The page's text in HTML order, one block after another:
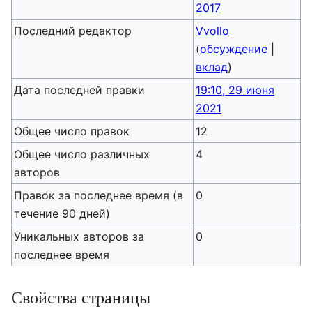
2017
Последний редактор
Vvollo
(обсуждение
вклад)
Дата последней правки
19:10, 29 июня
2021
Общее число правок
12
Общее число различных
авторов
4
Правок за последнее время (в
течение 90 дней)
0
Уникальных авторов за
последнее время
0
Свойства страницы